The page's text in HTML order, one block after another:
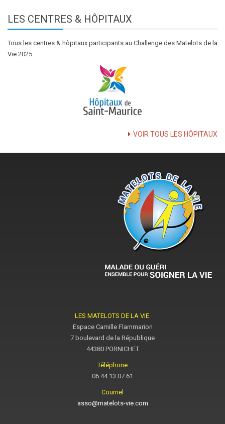
LES CENTRES & HÔPITAUX
Tous les centres & hôpitaux participants au Challenge des Matelots de la
Vie 2025
VOIR TOUS LES HÔPITAUX
LES MATELOTS DE LA VIE
Espace Camille Flammarion
7 boulevard de la République
44380 PORNICHET
Téléphone
06.44.13.07.61
Courriel
asso@matelots-vie.com